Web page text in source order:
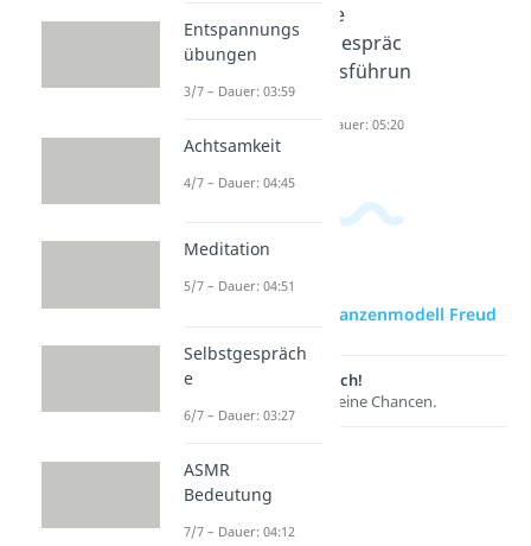
Dauer: 05:10 Dauer: 04:56
te
Gespräc
hsführun
Dauer: 05:20
zur Videoseite: Instanzenmodell Freud
Lernen lohnt sich!
Entdecke hier deine Chancen.
Entspannungs
übungen
3/7 – Dauer: 03:59
Achtsamkeit
4/7 – Dauer: 04:45
Meditation
5/7 – Dauer: 04:51
Selbstgespräch
e
6/7 – Dauer: 03:27
ASMR
Bedeutung
7/7 – Dauer: 04:12